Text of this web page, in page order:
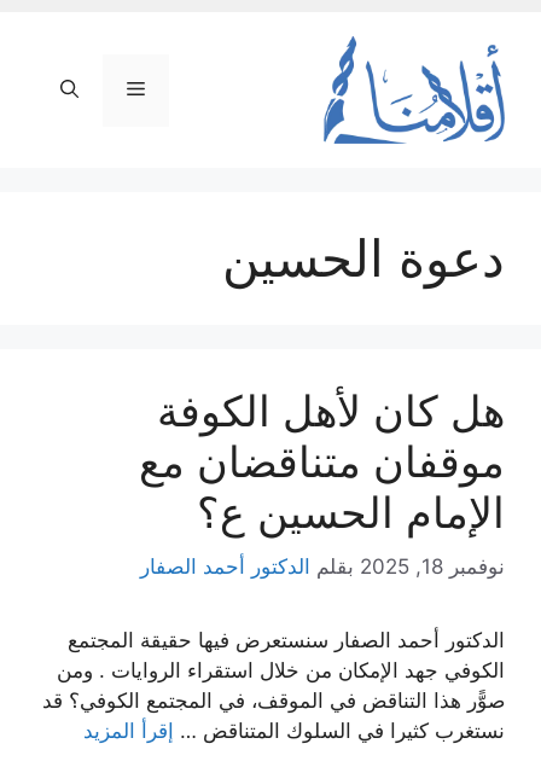
المحتوى
القائمة
دعوة الحسين
هل كان لأهل الكوفة
موقفان متناقضان مع
الإمام الحسين ع؟
نوفمبر 18, 2025 بقلم الدكتور أحمد الصفار
الدكتور أحمد الصفار سنستعرض فيها حقيقة المجتمع
الكوفي جهد الإمكان من خلال استقراء الروايات . ومن
صوًّر هذا التناقض في الموقف، في المجتمع الكوفي؟ قد
نستغرب كثيرا في السلوك المتناقض … إقرأ المزيد